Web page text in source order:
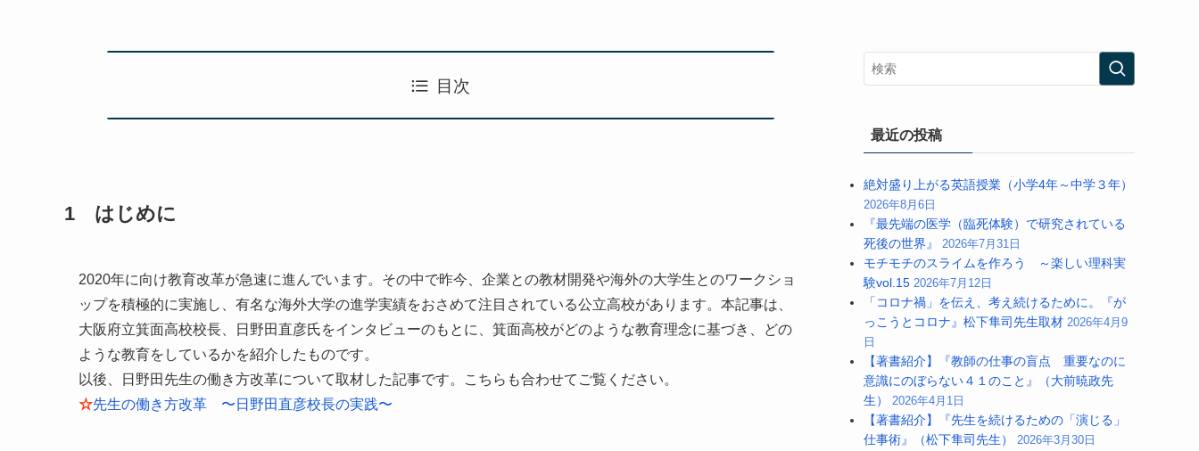
目次
1 はじめに
2020年に向け教育改革が急速に進んでいます。その中で昨今、企業との教材開発や海外の大学生とのワークショ
ップを積極的に実施し、有名な海外大学の進学実績をおさめて注目されている公立高校があります。本記事は、
大阪府立箕面高校校長、日野田直彦氏をインタビューのもとに、箕面高校がどのような教育理念に基づき、どの
ような教育をしているかを紹介したものです。
以後、日野田先生の働き方改革について取材した記事です。こちらも合わせてご覧ください。
☆先生の働き方改革 〜日野田直彦校長の実践〜
最近の投稿
絶対盛り上がる英語授業（小学4年～中学３年）
2026年8月6日
『最先端の医学（臨死体験）で研究されている
死後の世界』 2026年7月31日
モチモチのスライムを作ろう ～楽しい理科実
験vol.15 2026年7月12日
「コロナ禍」を伝え、考え続けるために。『が
っこうとコロナ』松下隼司先生取材 2026年4月9
日
【著書紹介】『教師の仕事の盲点 重要なのに
意識にのぼらない４１のこと』（大前暁政先
生） 2026年4月1日
【著書紹介】『先生を続けるための「演じる」
仕事術』（松下隼司先生） 2026年3月30日